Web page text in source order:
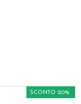
SCONTO 20%